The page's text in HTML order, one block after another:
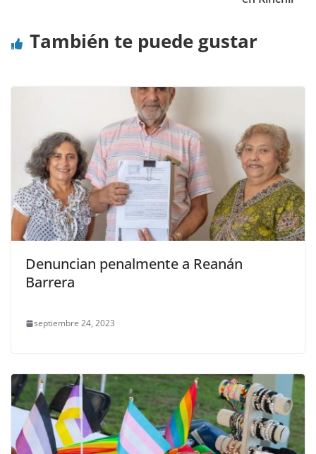
También te puede gustar
Denuncian penalmente a Reanán
Barrera
septiembre 24, 2023